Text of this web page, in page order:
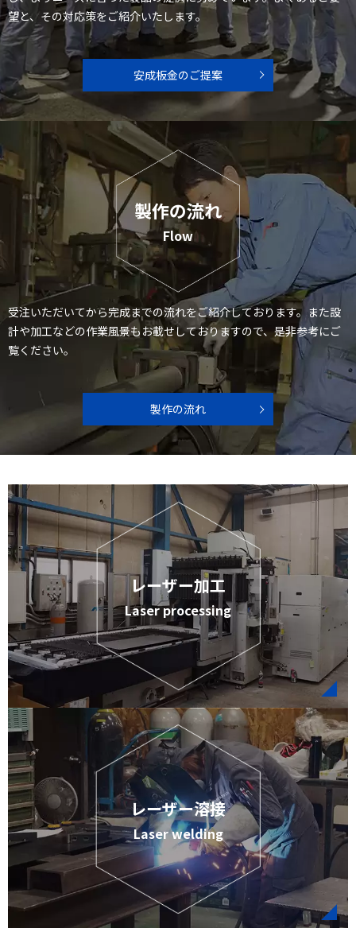
望と、その対応策をご紹介いたします。
安成板金のご提案
製作の流れ
Flow
受注いただいてから完成までの流れをご紹介しております。また設
計や加工などの作業風景もお載せしておりますので、是非参考にご
覧ください。
製作の流れ
レーザー加工
Laser processing
レーザー溶接
Laser welding